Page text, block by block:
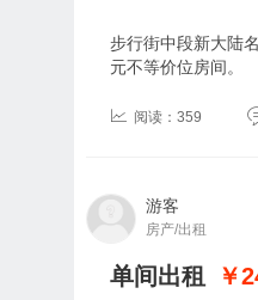
步行街中段新大陆
元不等价位房间。
阅读：359
游客
房产/出租
单间出租 ￥